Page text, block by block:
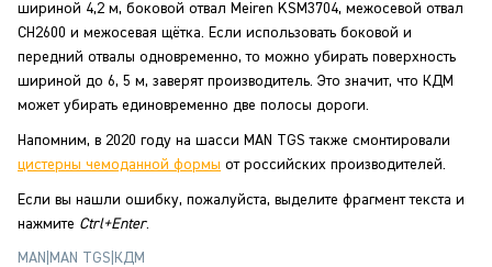
шириной 4,2 м, боковой отвал Meiren KSM3704, межосевой отвал
CH2600 и межосевая щётка. Если использовать боковой и
передний отвалы одновременно, то можно убирать поверхность
шириной до 6, 5 м, заверят производитель. Это значит, что КДМ
может убирать единовременно две полосы дороги.
Напомним, в 2020 году на шасси MAN TGS также смонтировали
цистерны чемоданной формы от российских производителей.
Если вы нашли ошибку, пожалуйста, выделите фрагмент текста и
нажмите Ctrl+Enter.
MAN MAN TGS КДМ